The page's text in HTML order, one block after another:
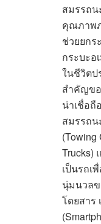
สมรรถ
คุณภาพ
ช่วยยกร
กระบะอ
ในชีวิตป
สำคัญข
น่าเชื่อถื
สมรรถน
Trucks)
เป็นรถเ
นุ่มนวล
โดยสาร